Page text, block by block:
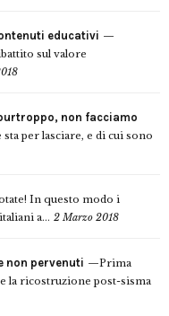
educativi
sul valore
non facciamo
per lasciare, e di cui sono
In questo modo i
a... 2 Marzo 2018
non pervenuti
Prima
la ricostruzione post-sisma